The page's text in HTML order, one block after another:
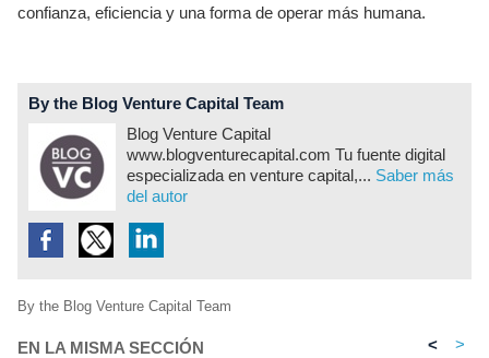
confianza, eficiencia y una forma de operar más humana.
By the Blog Venture Capital Team
Blog Venture Capital
www.blogventurecapital.com Tu fuente digital
especializada en venture capital,... Saber más
del autor
By the Blog Venture Capital Team
EN LA MISMA SECCIÓN < >